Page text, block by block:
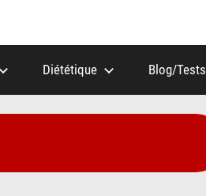
Diététique Blog/Tests